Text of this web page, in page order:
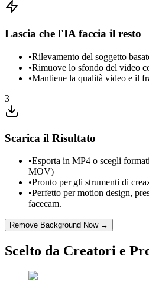
Lascia che l'IA faccia il resto
•Rilevamento del soggetto
•Rimuove lo sfondo del video
•Mantiene la qualità video e il
3
Scarica il Risultato
•Esporta in MP4 o scegli
MOV)
•Pronto per gli strumenti di
•Perfetto per motion design,
facecam.
Remove Background Now →
Scelto da Creatori e